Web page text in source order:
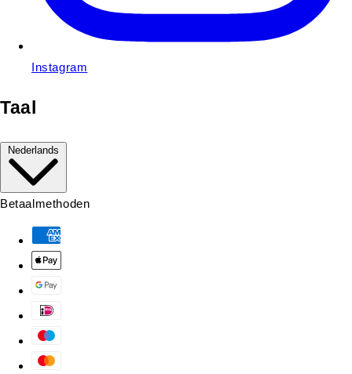
Instagram
Taal
Nederlands
Betaalmethoden